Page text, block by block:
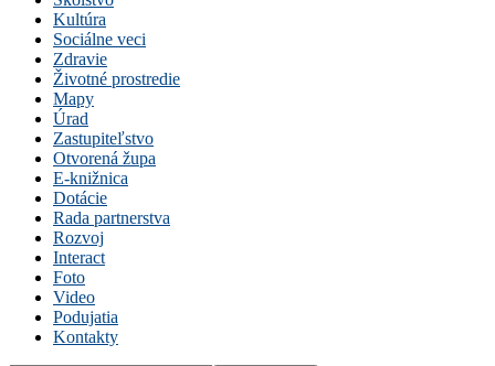
Kultúra
Sociálne veci
Zdravie
Životné prostredie
Mapy
Úrad
Zastupiteľstvo
Otvorená župa
E-knižnica
Dotácie
Rada partnerstva
Rozvoj
Interact
Foto
Video
Podujatia
Kontakty